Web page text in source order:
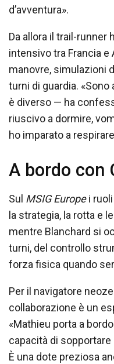
d’avventura».
Da allora il trail-
intensivo tra Francia e
manovre, simulazioni
turni di guardia.
è diverso — ha
riuscivo a dormire,
ho imparato a
A bordo con
Sul MSIG Europei ruoli
la strategia, la rotta e
mentre Blanchard si
turni, del controllo
forza fisica quando
Per il navigatore
collaborazione è un
«Mathieu porta a
capacità di
È una dote preziosa